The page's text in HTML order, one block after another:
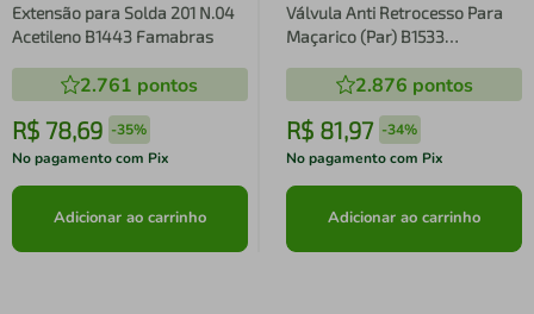
Extensão para Solda 201 N.04
Acetileno B1443 Famabras
2.761 pontos
R$ 78,69 -35%
No pagamento com Pix
Adicionar ao carrinho
Válvula Anti Retrocesso Para
Maçarico (Par) B1533
2.876 pontos
R$ 81,97 -34%
No pagamento com Pix
Adicionar ao carrinho